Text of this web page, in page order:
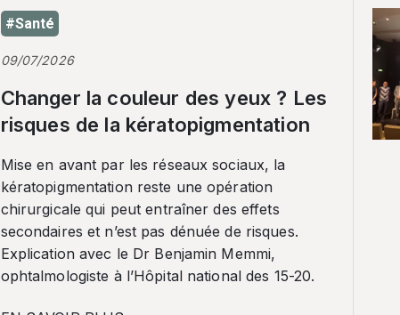
#Santé
09/07/2026
Changer la couleur des yeux ? Les
risques de la kératopigmentation
Mise en avant par les réseaux sociaux, la
kératopigmentation reste une opération
chirurgicale qui peut entraîner des effets
secondaires et n’est pas dénuée de risques.
Explication avec le Dr Benjamin Memmi,
ophtalmologiste à l’Hôpital national des 15-20.